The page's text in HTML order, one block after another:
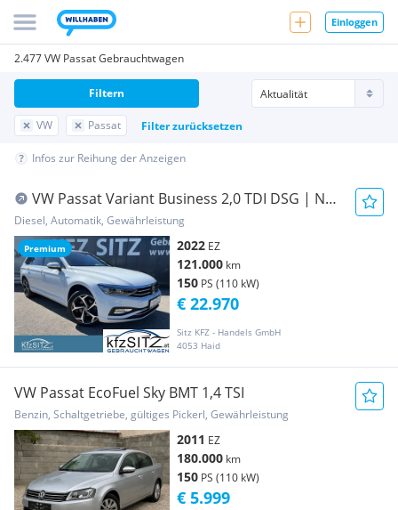
Einloggen
2.477 VW Passat Gebrauchtwagen
VW Passat Filter zurücksetzen
Filtern
Infos zur Reihung der Anzeigen
Premium
VW Passat Variant Business 2,0 TDI DSG | NP:
€57.700
Diesel, Automatik, Gewährleistung
2022 EZ
121.000 km
150 PS (110 kW)
Sitz KFZ - Handels GmbH
4053 Haid
€ 22.970
VW Passat EcoFuel Sky BMT 1,4 TSI
Benzin, Schaltgetriebe, gültiges Pickerl, Gewährleistung
2011 EZ
180.000 km
150 PS (110 kW)
€ 5.999